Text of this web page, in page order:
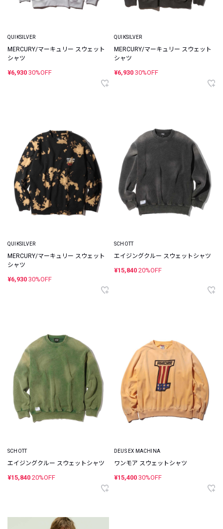
QUIKSILVER
MERCURY/マーキュリー スウェット
シャツ
¥6,930 30%OFF
QUIKSILVER
MERCURY/マーキュリー スウェット
シャツ
¥6,930 30%OFF
QUIKSILVER
MERCURY/マーキュリー スウェット
シャツ
¥6,930 30%OFF
SCHOTT
エイジングクルー スウェットシャツ
¥15,840 20%OFF
SCHOTT
エイジングクルー スウェットシャツ
¥15,840 20%OFF
DEUS EX MACHINA
ワンモア スウェットシャツ
¥15,400 30%OFF